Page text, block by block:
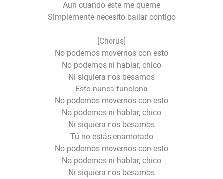
Aun cuando este me queme
Simplemente necesito bailar contigo
[Chorus]
No podemos movernos con esto
No podemos ni hablar, chico
Ni siquiera nos besamos
Esto nunca funciona
No podemos movernos con esto
No podemos ni hablar, chico
Ni siquiera nos besamos
Tú no estás enamorado
No podemos movernos con esto
No podemos ni hablar, chico
Ni siquiera nos besamos